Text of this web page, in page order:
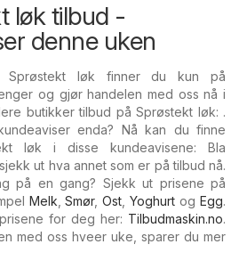
løk tilbud -
denne uken
Sprøstekt løk finner du kun på
og gjør handelen med oss nå i
butikker tilbud på Sprøstekt løk: .
enda? Nå kan du finne
løk i disse kundeavisene: Bla
ut hva annet som er på tilbud nå.
på en gang? Sjekk ut prisene på
Melk ,Smør,Ost ,Yoghurt ogEgg.
for deg her: Tilbudmaskin.no.
med oss hveer uke, sparer du mer